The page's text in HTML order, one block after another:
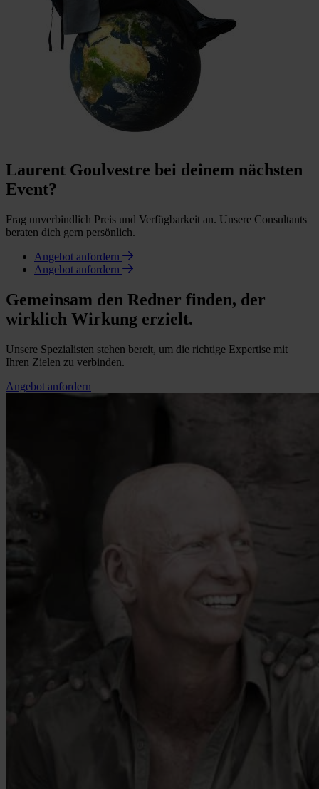
Laurent Goulvestre bei deinem nächsten
Event?
Frag unverbindlich Preis und Verfügbarkeit an. Unsere Consultants
beraten dich gern persönlich.
Angebot anfordern
Angebot anfordern
Gemeinsam den Redner finden, der
wirklich Wirkung erzielt.
Unsere Spezialisten stehen bereit, um die richtige Expertise mit
Ihren Zielen zu verbinden.
Angebot anfordern